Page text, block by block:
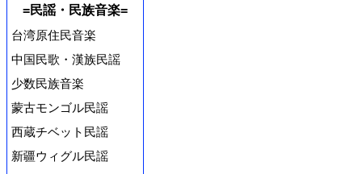
=民謡・民族音楽=
台湾原住民音楽
中国民歌・漢族民謡
少数民族音楽
蒙古モンゴル民謡
西蔵チベット民謡
新疆ウィグル民謡